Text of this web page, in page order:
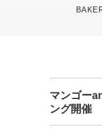
マンゴー
ング開催